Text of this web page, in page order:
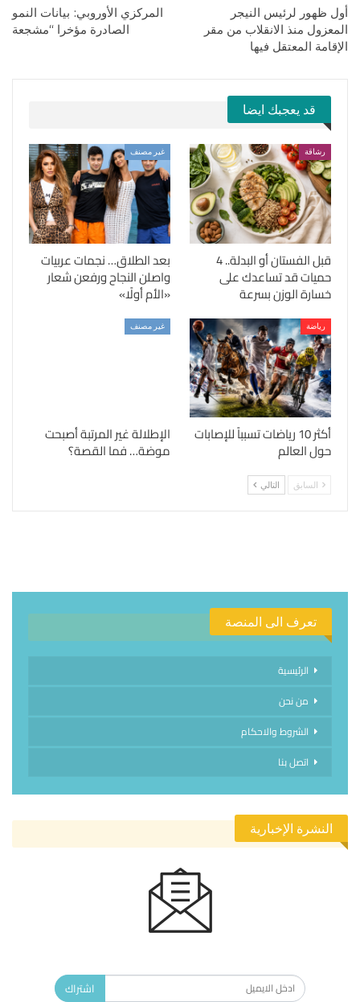
أول ظهور لرئيس النيجر
المعزول منذ الانقلاب من مقر
الإقامة المعتقل فيها
المركزي الأوروبي: بيانات النمو
الصادرة مؤخرا “مشجعة
قد يعجبك ايضا
رشاقة
قبل الفستان أو البدلة.. 4
حميات قد تساعدك على
خسارة الوزن بسرعة
غير مصنف
بعد الطلاق… نجمات عربيات
واصلن النجاح ورفعن شعار
«الأم أولًا»
رياضة
أكثر 10 رياضات تسبباً للإصابات
حول العالم
غير مصنف
الإطلالة غير المرتبة أصبحت
موضة… فما القصة؟
السابق التالي
تعرف الى المنصة
الرئيسية
من نحن
الشروط والاحكام
اتصل بنا
النشرة الإخبارية
اشتراك